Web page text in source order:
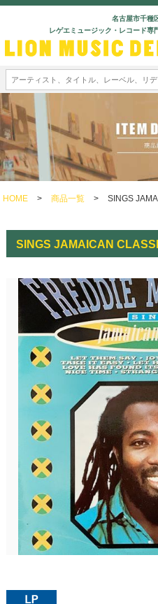
名古屋市千種
レゲエミュージック・レコード専
HOME > 商品一覧 > SINGS
SINGS JAMAICAN